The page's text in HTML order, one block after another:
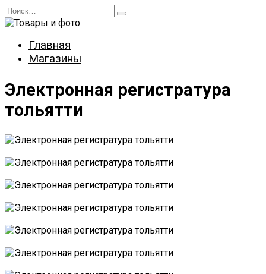
Перейти
к
Search
for:
Главная
Магазины
Электронная регистратура
тольятти